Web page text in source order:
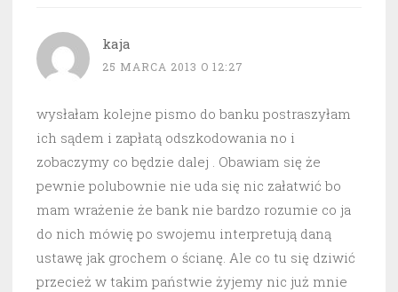
kaja
25 MARCA 2013 O 12:27
wysłałam kolejne pismo do banku postraszyłam
ich sądem i zapłatą odszkodowania no i
zobaczymy co będzie dalej . Obawiam się że
pewnie polubownie nie uda się nic załatwić bo
mam wrażenie że bank nie bardzo rozumie co ja
do nich mówię po swojemu interpretują daną
ustawę jak grochem o ścianę. Ale co tu się dziwić
przecież w takim państwie żyjemy nic już mnie